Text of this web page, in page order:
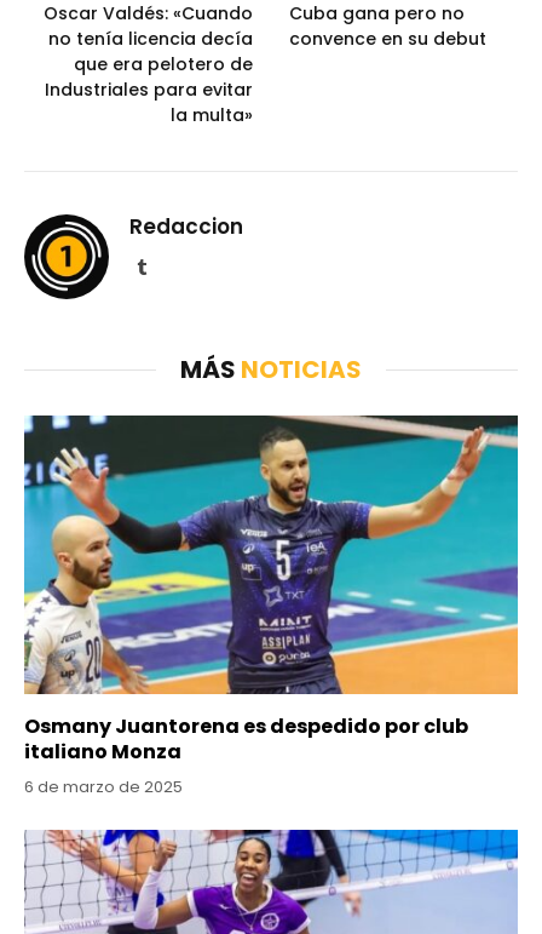
Oscar Valdés: «Cuando
no tenía licencia decía
que era pelotero de
Industriales para evitar
la multa»
Cuba gana pero no
convence en su debut
Redaccion
Tumblr
MÁS NOTICIAS
Osmany Juantorena es despedido por club
italiano Monza
6 de marzo de 2025